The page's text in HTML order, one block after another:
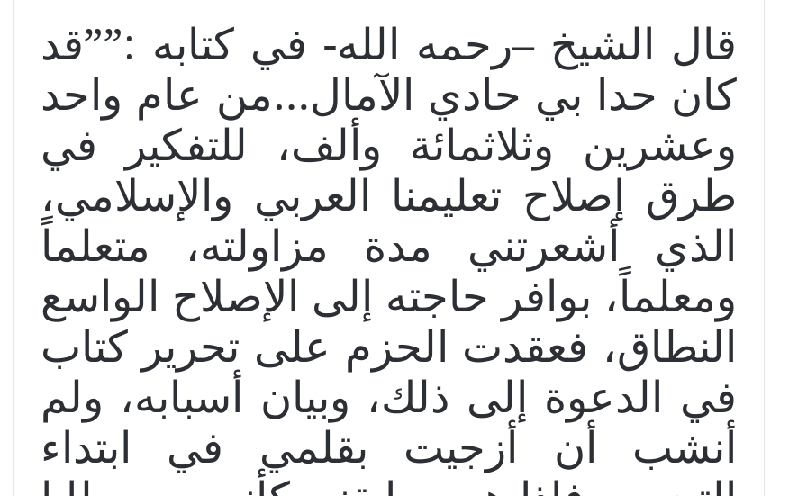
قال الشيخ –رحمه الله- في كتابه :””قد
كان حدا بي حادي الآمال…من عام واحد
وعشرين وثلاثمائة وألف، للتفكير في
طرق إصلاح تعليمنا العربي والإسلامي،
الذي أشعرتني مدة مزاولته، متعلماً
ومعلماً، بوافر حاجته إلى الإصلاح الواسع
النطاق، فعقدت الحزم على تحرير كتاب
في الدعوة إلى ذلك، وبيان أسبابه، ولم
أنشب أن أزجيت بقلمي في ابتداء